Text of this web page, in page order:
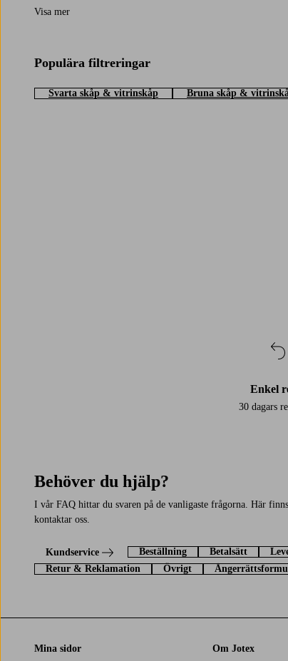
utföranden. Välj ett modernt, ett klassiskt, ett
Visa mer
Populära filtreringar
Svarta skåp & vitrinskåp Bruna skåp &
Enkel
30 dagars
Behöver du hjälp?
I vår FAQ hittar du svaren på de vanligaste frågorna. Här
kontaktar oss.
Kundservice Beställning Betalsätt
Retur & Reklamation
Övrigt
Mina sidor Om Jotex